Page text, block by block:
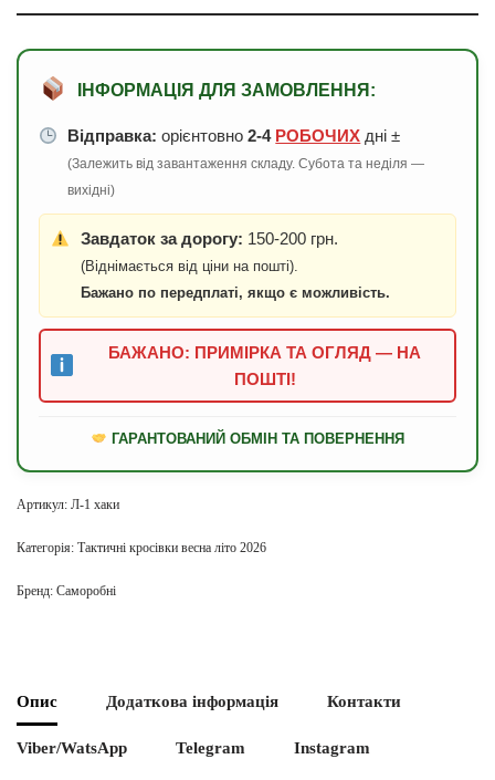
ІНФОРМАЦІЯ ДЛЯ ЗАМОВЛЕННЯ:
Відправка: орієнтовно2-4 РОБОЧИХ дні ±
(Залежить від завантаження складу. Субота та неділя —
вихідні)
Завдаток за дорогу: 150-200 грн.
(Віднімається від ціни на пошті).
Бажано по передплаті, якщо є можливість.
БАЖАНО: ПРИМІРКА ТА ОГЛЯД — НА
ПОШТІ!
ГАРАНТОВАНИЙ ОБМІН ТА ПОВЕРНЕННЯ
Артикул: Л-1 хаки
Категорія: Тактичні кросівки весна літо 2026
Бренд: Саморобні
Опис Додаткова інформація Контакти
Viber/WatsApp Telegram Instagram